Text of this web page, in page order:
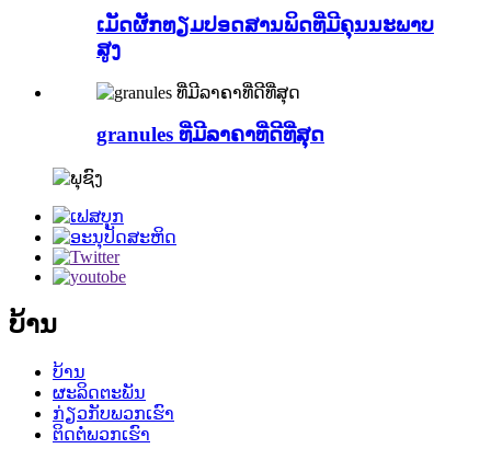
ເມັດຜັກທຽມປອດສານພິດທີ່ມີຄຸນນະພາບ
ສູງ
granules ທີ່ມີລາຄາທີ່ດີທີ່ສຸດ
ບ້ານ
ບ້ານ
ຜະລິດຕະພັນ
ກ່ຽວກັບພວກເຮົາ
ຕິດຕໍ່ພວກເຮົາ